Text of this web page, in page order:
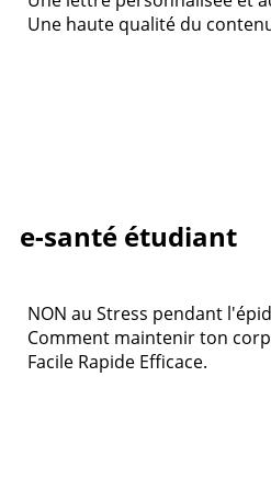
Une haute qualité du
e-santé étudiant
NON au Stress pendant
Comment maintenir ton
Facile Rapide Efficace.